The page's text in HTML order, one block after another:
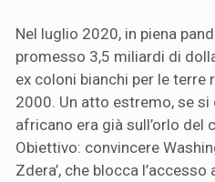
Nel luglio 2020, in piena
promesso 3,5 miliardi di
ex coloni bianchi per le terre
2000. Un atto estremo, se
africano era già sull’orlo del
Obiettivo: convincere
Zdera’, che blocca